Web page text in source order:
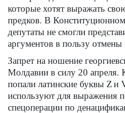
которые хотят выражать
предков. В
депутаты не смогли
аргументов в пользу отмены
Запрет на ношение
Молдавии в силу 20 апреля.
попали латинские буквы Zи
используют для выражения
спецоперации по